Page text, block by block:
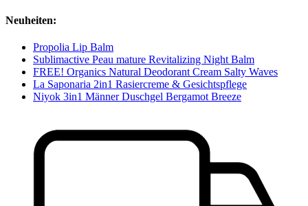
Neuheiten:
Propolia Lip Balm
Sublimactive Peau mature Revitalizing Night Balm
FREE! Organics Natural Deodorant Cream Salty Waves
La Saponaria 2in1 Rasiercreme & Gesichtspflege
Niyok 3in1 Männer Duschgel Bergamot Breeze